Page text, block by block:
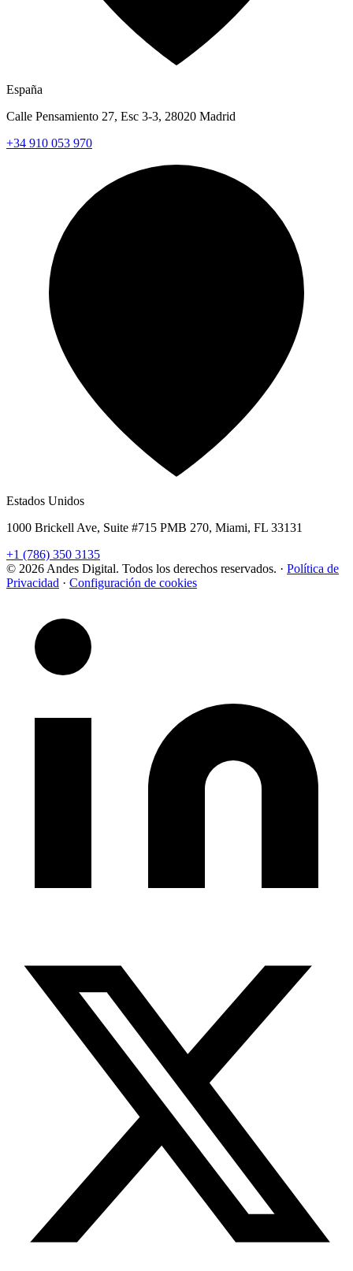
España
Calle Pensamiento 27, Esc 3-3, 28020 Madrid
+34 910 053 970
Estados Unidos
1000 Brickell Ave, Suite #715 PMB 270, Miami, FL 33131
+1 (786) 350 3135
© 2026 Andes Digital. Todos los derechos reservados. · Política de
Privacidad · Configuración de cookies